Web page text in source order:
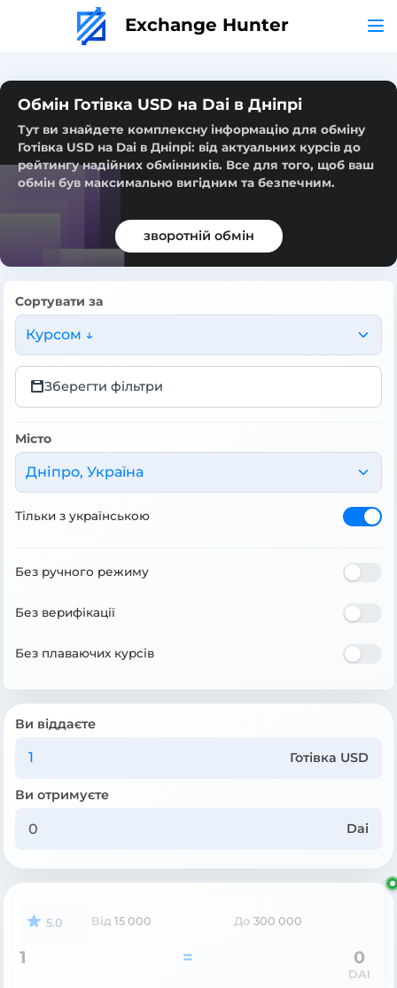
Exchange Hunter
Обмін Готівка USD на Dai в Дніпрі
Тут ви знайдете комплексну інформацію для обміну
Готівка USD на Dai в Дніпрі: від актуальних курсів до
рейтингу надійних обмінників. Все для того, щоб ваш
обмін був максимально вигідним та безпечним.
зворотній обмін
Сортувати за
Курсом ↓
Зберегти фільтри
Місто
Дніпро, Україна
Тільки з українською
Без ручного режиму
Без верифікації
Без плаваючих курсів
Ви віддаєте
Готівка USD
Ви отримуєте
Dai
5.0 Від 15 000 До 300 000
1 = 0
DAI